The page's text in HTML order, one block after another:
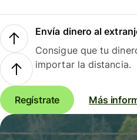
Envía dinero al
Consigue que tu
importar la distancia.
Regístrate Más